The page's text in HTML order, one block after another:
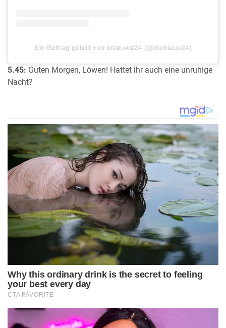
Ein Beitrag geteilt von ᴅɪᴇʙʟᴀᴜᴇ24 (@dieblaue24)
5.45: Guten Morgen, Löwen! Hattet ihr auch eine unruhige
Nacht?